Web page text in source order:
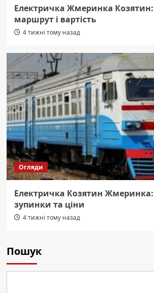
Електричка Жмеринка
маршрут і вартість
4 тижні тому назад
Огляди
Електричка Козятин
зупинки та ціни
4 тижні тому назад
Пошук